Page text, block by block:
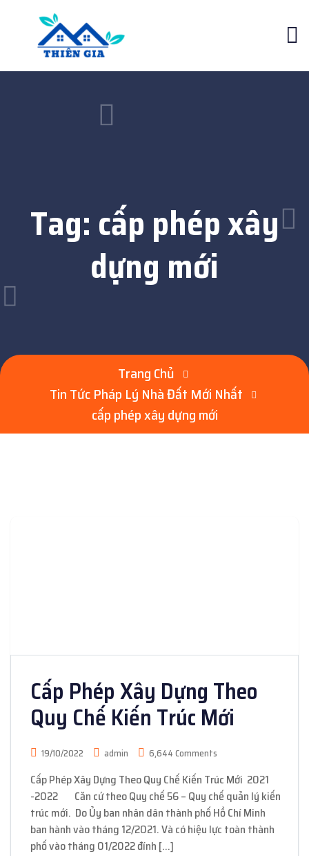
Tag: cấp phép xây
dựng mới
Trang Chủ
Tin Tức Pháp Lý Nhà Đất Mới Nhất
cấp phép xây dựng mới
Cấp Phép Xây Dựng Theo
Quy Chế Kiến Trúc Mới
19/10/2022 admin 6,644 Comments
Cấp Phép Xây Dựng Theo Quy Chế Kiến Trúc Mới 2021
-2022 Căn cứ theo Quy chế 56 – Quy chế quản lý kiến
trúc mới. Do Ủy ban nhân dân thành phố Hồ Chí Minh
ban hành vào tháng 12/2021. Và có hiệu lực toàn thành
phố vào tháng 01/2022 đính […]